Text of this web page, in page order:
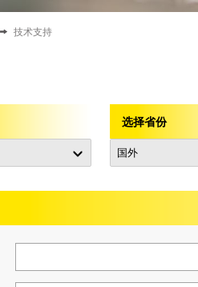
技术支持
选择省份